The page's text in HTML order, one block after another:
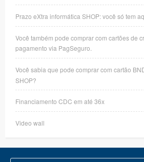
Prazo eXtra informática SHOP: você só tem
Você também pode comprar com cartões de
pagamento via PagSeguro.
Você sabia que pode comprar com cartão
SHOP?
Financiamento CDC em até 36x
Video wall